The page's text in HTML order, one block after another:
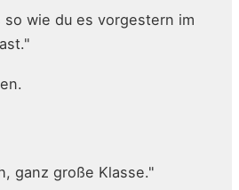
so wie du es vorgestern im
ganz große Klasse."